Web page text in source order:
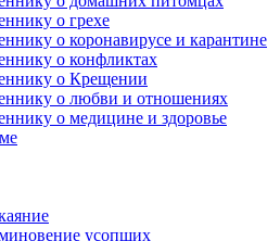
о грехе
о коронавирусе и карантине
о конфликтах
о Крещении
о любви и отношениях
о медицине и здоровье
усопших